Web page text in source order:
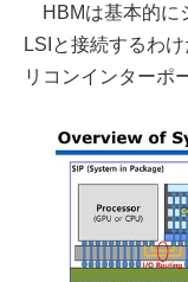
HBMは基本的に
LSIと接続するわ
リコンインターポ